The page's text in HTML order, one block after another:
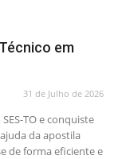
em
31 de Julho de 2026
TO e conquiste
da apostila
de forma eficiente e